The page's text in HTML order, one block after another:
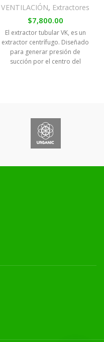
VENTILACIÓN, Extractores
$7,800.00
El extractor tubular VK, es un
extractor centrífugo. Diseñado
para generar presión de
succión por el centro del